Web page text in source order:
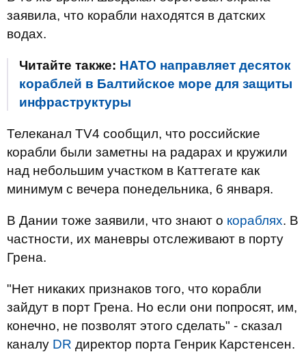
заявила, что корабли находятся в датских
водах.
Читайте также: НАТО направляет десяток
кораблей в Балтийское море для защиты
инфраструктуры
Телеканал TV4 сообщил, что российские
корабли были заметны на радарах и кружили
над небольшим участком в Каттегате как
минимум с вечера понедельника, 6 января.
В Дании тоже заявили, что знают о кораблях. В
частности, их маневры отслеживают в порту
Грена.
"Нет никаких признаков того, что корабли
зайдут в порт Грена. Но если они попросят, им,
конечно, не позволят этого сделать" - сказал
каналу DR директор порта Генрик Карстенсен.